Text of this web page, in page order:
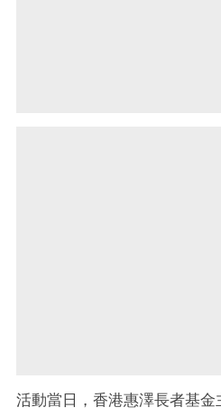
活動當日，香港惠澤長者基